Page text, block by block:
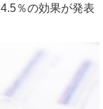
％の効果が発表